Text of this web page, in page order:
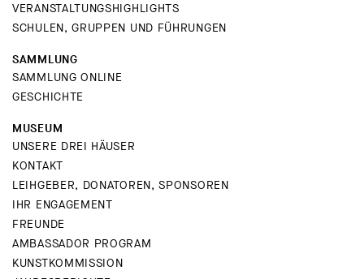
VERANSTALTUNGSHIGHLIGHTS
SCHULEN, GRUPPEN UND FÜHRUNGEN
SAMMLUNG
SAMMLUNG ONLINE
GESCHICHTE
MUSEUM
UNSERE DREI HÄUSER
KONTAKT
LEIHGEBER, DONATOREN, SPONSOREN
IHR ENGAGEMENT
FREUNDE
AMBASSADOR PROGRAM
KUNSTKOMMISSION